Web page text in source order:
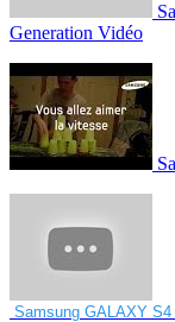
Generation Vidéo
Samsung GALAXY